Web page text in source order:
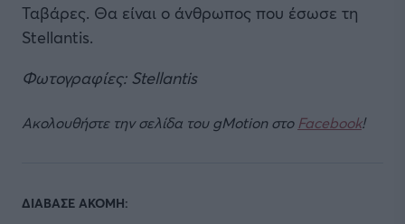
Ταβάρες. Θα είναι ο άνθρωπος που έσωσε τη
Stellantis.
Φωτογραφίες: Stellantis
Ακολουθήστε την σελίδα του gMotion στο Facebook!
ΔΙΑΒΑΣΕ ΑΚΟΜΗ: